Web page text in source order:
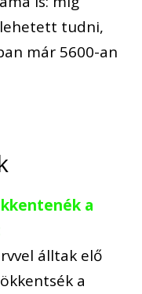
tudni,
már 5600-an
a
álltak elő
a